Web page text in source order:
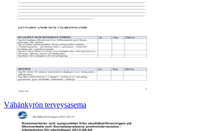
Vähänkyrön terveysasema